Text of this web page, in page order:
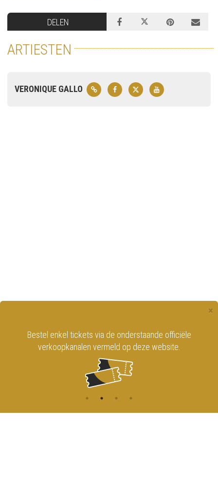
DELEN
ARTIESTEN
VERONIQUE GALLO
×
Bestel enkel tickets via de onderstaande officiële
verkoopkanalen vermeld op deze website.